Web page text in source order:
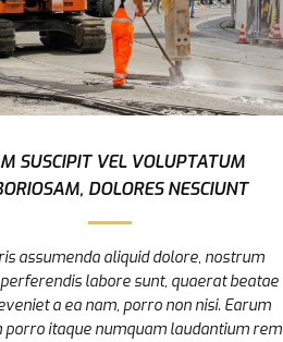
SUSCIPIT VEL VOLUPTATUM
DOLORES NESCIUNT
assumenda aliquid dolore, nostrum
labore sunt, quaerat beatae
a ea nam, porro non nisi. Earum
porro itaque numquam laudantium rem